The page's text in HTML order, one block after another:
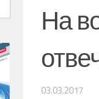
На
03.03.2017